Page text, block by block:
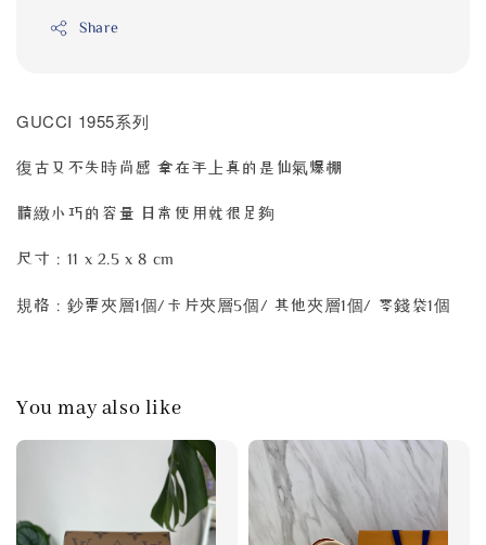
Share
GUCCI 1955系列
復古又不失時尚感 拿在手上真的是仙氣爆棚
精緻小巧的容量 日常使用就很足夠
尺寸：11 x 2.5 x 8 cm
規格：鈔票夾層1個/卡片夾層5個/ 其他夾層1個/ 零錢袋1個
You may also like